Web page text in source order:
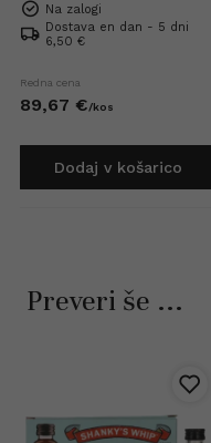
Na zalogi
Dostava en dan - 5 dni
6,50 €
Redna cena
89,67 €/kos
Dodaj v košarico
Preveri še ...